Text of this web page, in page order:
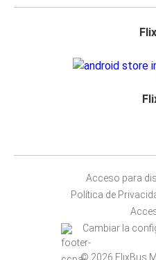
Acceso para
Política de
Cambiar la
© 2026 FlixBus